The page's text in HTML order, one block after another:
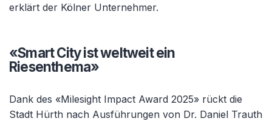
erklärt der Kölner Unternehmer.
«Smart City ist weltweit ein
Riesenthema»
Dank des «Milesight Impact Award 2025» rückt die
Stadt Hürth nach Ausführungen von Dr. Daniel Trauth